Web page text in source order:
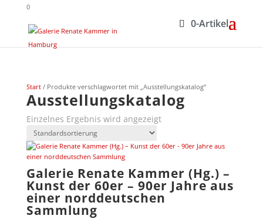
0
0-Artikel
Start/ Produkte verschlagwortet mit „Ausstellungskatalog“
Ausstellungskatalog
Einzelnes Ergebnis wird angezeigt
Galerie Renate Kammer (Hg.) –
Kunst der 60er – 90er Jahre aus
einer norddeutschen
Sammlung